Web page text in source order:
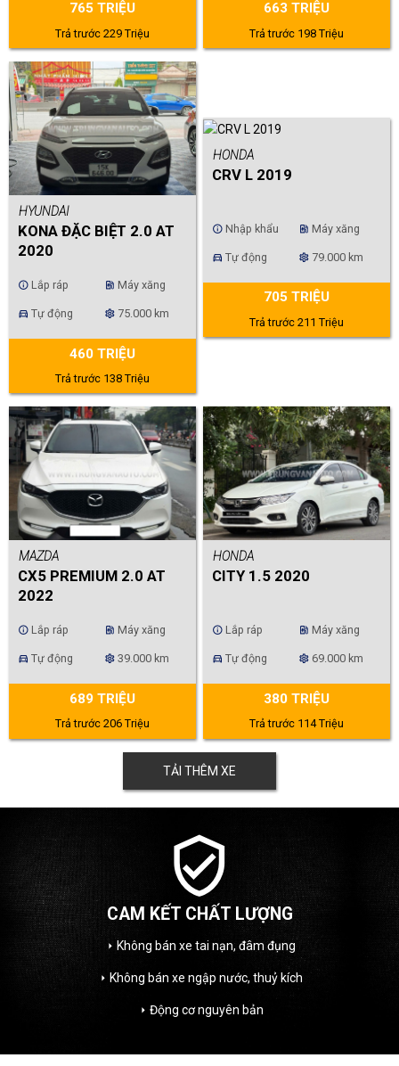
765 TRIỆU
Trả trước 229 Triệu
663 TRIỆU
Trả trước 198 Triệu
HYUNDAI
KONA ĐẶC BIỆT 2.0 AT
2020
info Lắp ráp ev_station Máy xăng
directions_car Tự động settings 75.000 km
460 TRIỆU
Trả trước 138 Triệu
HONDA
CRV L 2019
info Nhập khẩu ev_station Máy xăng
directions_car Tự động settings 79.000 km
705 TRIỆU
Trả trước 211 Triệu
MAZDA
CX5 PREMIUM 2.0 AT
2022
info Lắp ráp ev_station Máy xăng
directions_car Tự động settings 39.000 km
689 TRIỆU
Trả trước 206 Triệu
HONDA
CITY 1.5 2020
info Lắp ráp ev_station Máy xăng
directions_car Tự động settings 69.000 km
380 TRIỆU
Trả trước 114 Triệu
TẢI THÊM XE
verified_user
CHẤT LƯỢNG
bán xe tai nạn, đâm đụng
bán xe ngập nước, thuỷ kích
Tư